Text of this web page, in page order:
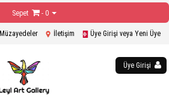
Sepet - 0
Müzayedeler İletişim Üye Girişi veya Yeni Üye
Üye Girişi